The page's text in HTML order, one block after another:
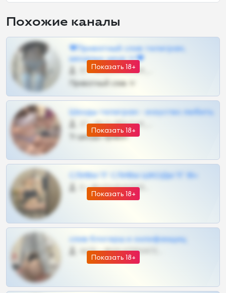
Похожие каналы
Показать 18+
❤Приватный слив телеграм,
шкодных шкур тг❤
57 •
Приватный слив тг
Показать 18+
Шкоды телеграм - искуство любить
27 •
Тг шкоды приват
Показать 18+
СЛИВЫ ТГ СЛИВЫ ШКОДЫ ТГ 18+
0 •
Показать 18+
слив блогерш и онлифанщиц
4675 •